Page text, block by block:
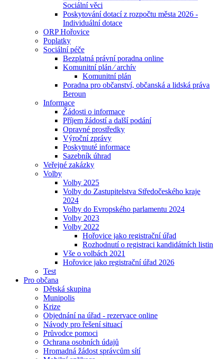
Sociální věci
Poskytování dotací z rozpočtu města 2026 -
Individuální dotace
ORP Hořovice
Poplatky
Sociální péče
Bezplatná právní poradna online
Komunitní plán ⁄ archív
Komunitní plán
Poradna pro občanství, občanská a lidská práva
Beroun
Informace
Žádosti o informace
Příjem žádostí a další podání
Opravné prostředky
Výroční zprávy
Poskytnuté informace
Sazebník úhrad
Veřejné zakázky
Volby
Volby 2025
Volby do Zastupitelstva Středočeského kraje
2024
Volby do Evropského parlamentu 2024
Volby 2023
Volby 2022
Hořovice jako registrační úřad
Rozhodnutí o registraci kandidátních listin
Vše o volbách 2021
Hořovice jako registrační úřad 2026
Test
Pro občana
Dětská skupina
Munipolis
Krize
Objednání na úřad - rezervace online
Návody pro řešení situací
Průvodce pomoci
Ochrana osobních údajů
Hromadná žádost správcům sítí